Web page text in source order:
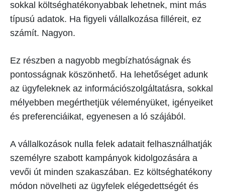
sokkal költséghatékonyabbak lehetnek, mint más
típusú adatok. Ha figyeli vállalkozása filléreit, ez
számít. Nagyon.
Ez részben a nagyobb megbízhatóságnak és
pontosságnak köszönhető. Ha lehetőséget adunk
az ügyfeleknek az információszolgáltatásra, sokkal
mélyebben megérthetjük véleményüket, igényeiket
és preferenciáikat, egyenesen a ló szájából.
A vállalkozások nulla felek adatait felhasználhatják
személyre szabott kampányok kidolgozására a
vevői út minden szakaszában. Ez költséghatékony
módon növelheti az ügyfelek elégedettségét és